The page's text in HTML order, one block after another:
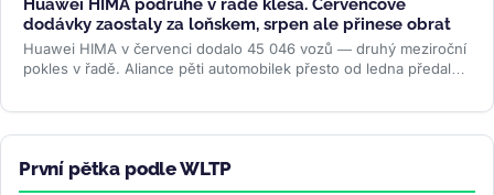
Huawei HIMA podruhé v řadě klesá. Červencové
dodávky zaostaly za loňskem, srpen ale přinese obrat
Huawei HIMA v červenci dodalo 45 046 vozů — druhý meziroční
pokles v řadě. Aliance pěti automobilek přesto od ledna předala
První pětka podle WLTP